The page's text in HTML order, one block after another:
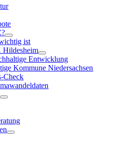
ist
Hildesheim
Entwicklung
Kommune Niedersachsen
Check